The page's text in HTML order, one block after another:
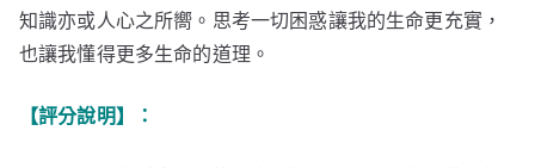
知識亦或人心之所嚮。思考一切困惑讓我的生命更充實，
也讓我懂得更多生命的道理。
【評分說明】：